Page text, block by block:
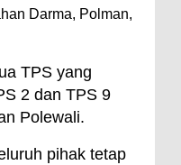
Darma, Polman,
TPS yang
2 dan TPS 9
Polewali.
pihak tetap